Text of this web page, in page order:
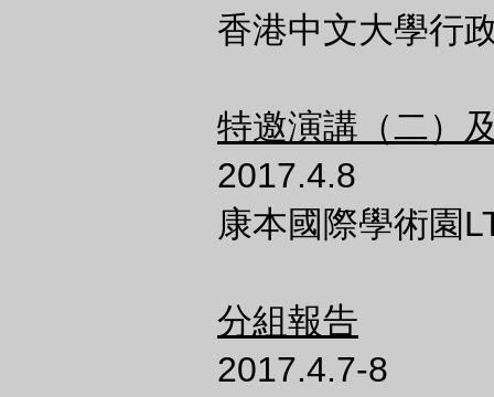
香港中文大學行
特邀演講（二）
2017.4.8
康本國際學術園
分組報告
2017.4.7-8